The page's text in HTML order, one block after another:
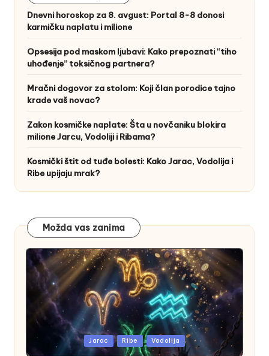
Dnevni horoskop za 8. avgust: Portal 8-8 donosi
karmičku naplatu i milione
Opsesija pod maskom ljubavi: Kako prepoznati “tiho
uhođenje” toksičnog partnera?
Mračni dogovor za stolom: Koji član porodice tajno
krade vaš novac?
Zakon kosmičke naplate: Šta u novčaniku blokira
milione Jarcu, Vodoliji i Ribama?
Kosmički štit od tuđe bolesti: Kako Jarac, Vodolija i
Ribe upijaju mrak?
Možda vas zanima
Posted
Jarac Ribe Vodolija